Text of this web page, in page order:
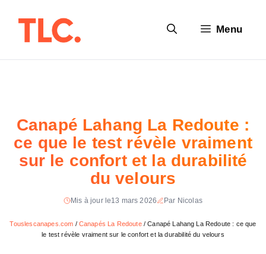
Menu
Canapé Lahang La Redoute :
ce que le test révèle vraiment
sur le confort et la durabilité
du velours
Mis à jour le13 mars 2026 Par Nicolas
Touslescanapes.com / Canapés La Redoute/Canapé Lahang La Redoute : ce que
le test révèle vraiment sur le confort et la durabilité du velours